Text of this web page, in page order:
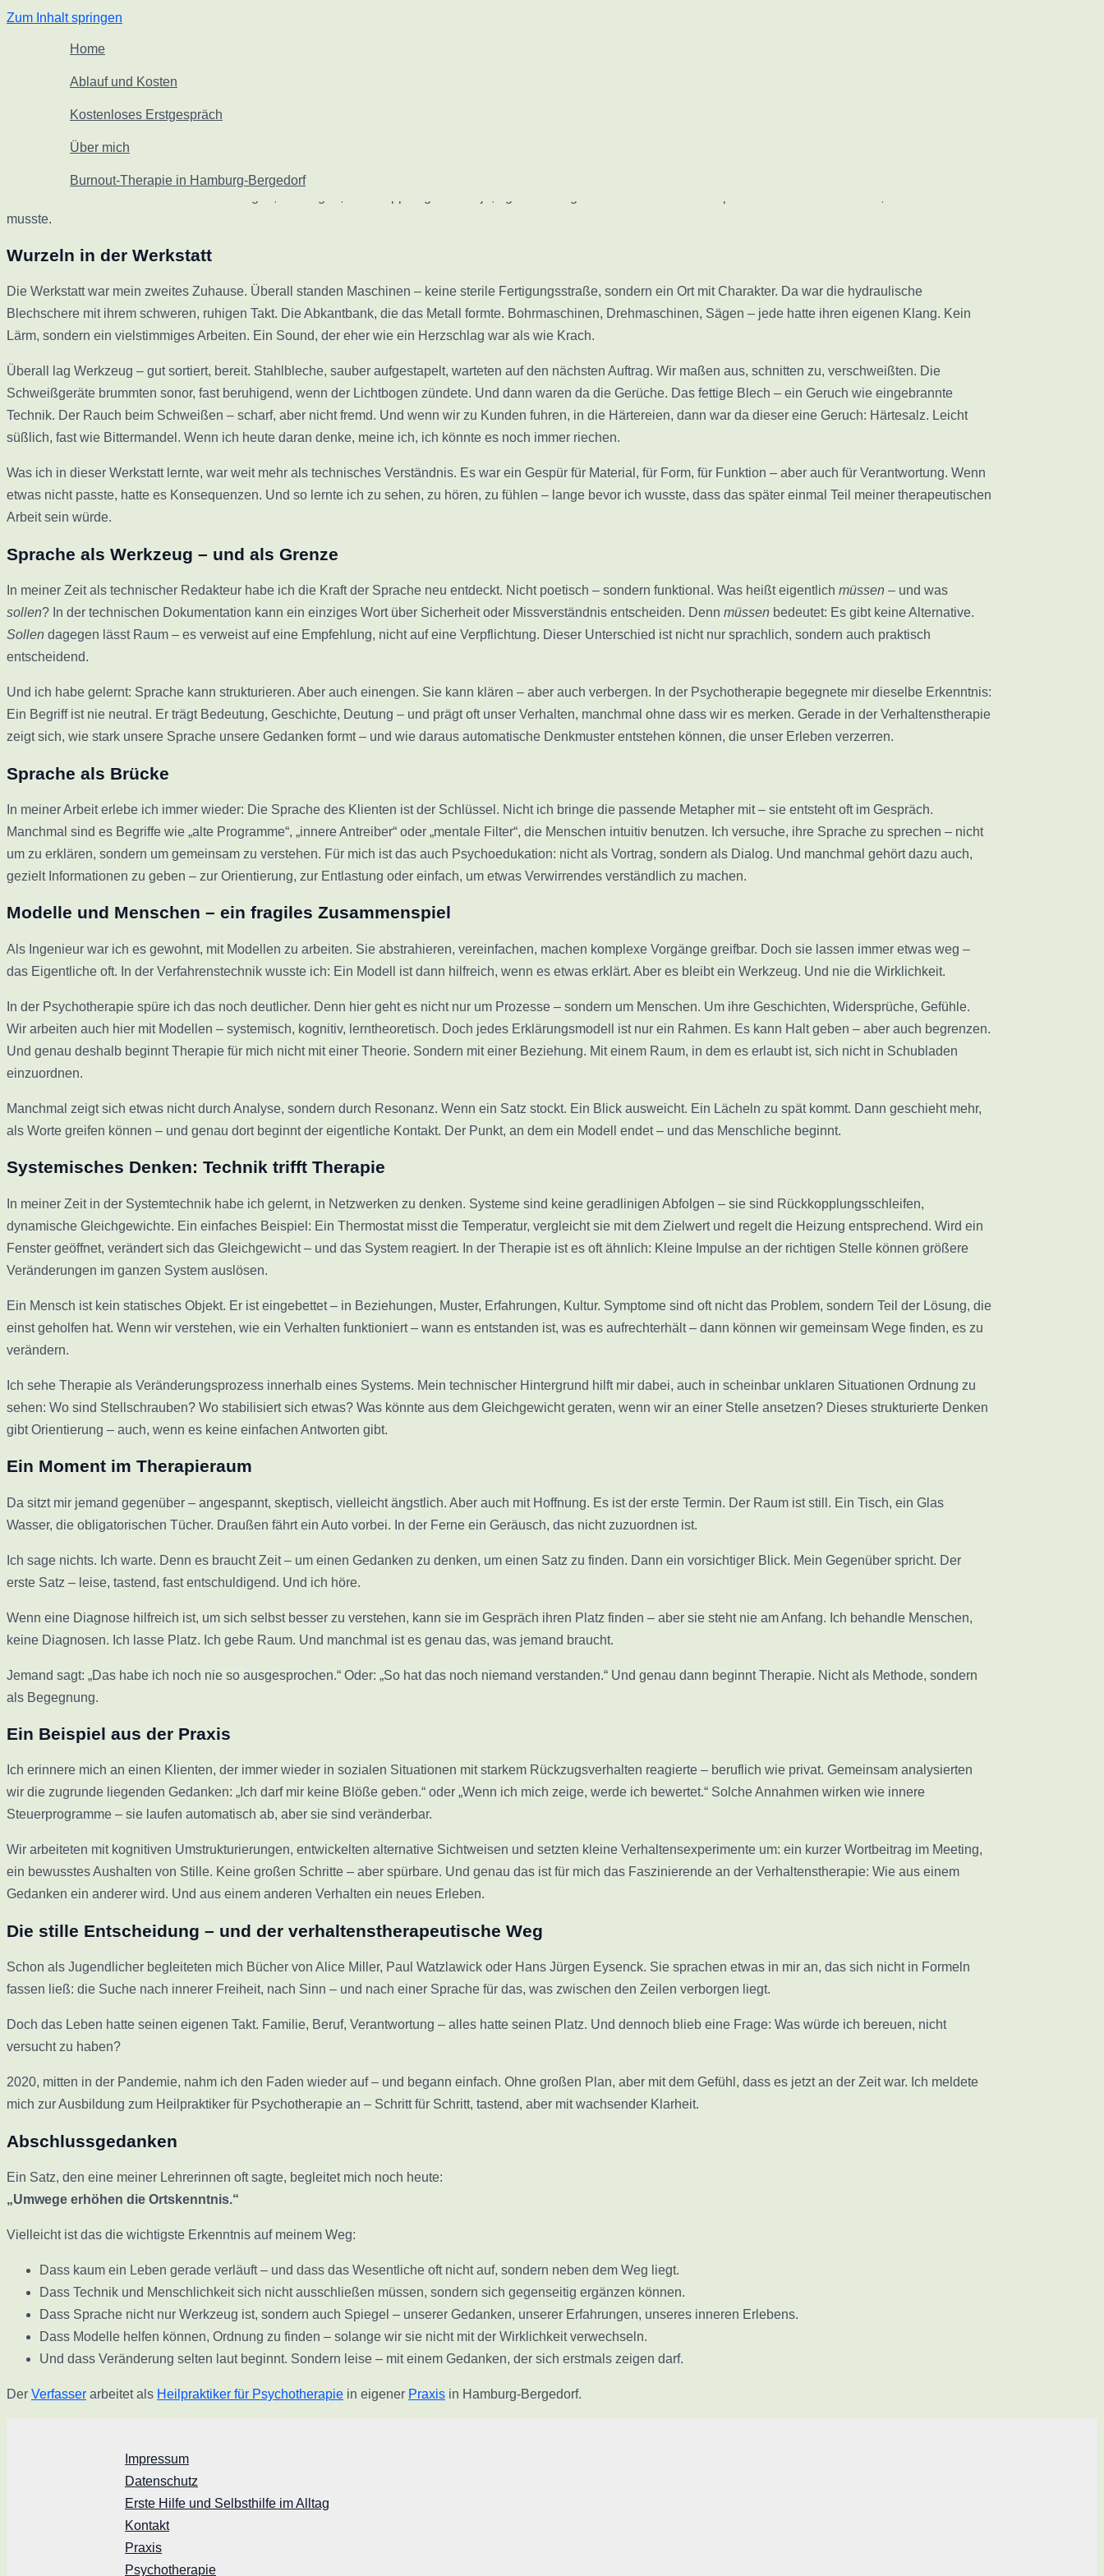
Zum Inhalt springen
Home
Ablauf und Kosten
Kostenloses Erstgespräch
Über mich
Burnout-Therapie in Hamburg-Bergedorf
Ingenieur in der Psychotherapie – eine persönliche Annäherung
dieser Blick in den Rückspiegel, der mich heute dazu bringt, diesen Text zu schreiben. Eine Frage, die mir immer wieder begegnet, lautet: Wie wird man vom
Verfahrenstechniker zum Heilpraktiker für Psychotherapie?
Das klingt simpel. Fast wie eine Berufsberatung. Aber unter der Oberfläche steckt mehr: Prägungen, Richtungswechsel, langsames Reifen. Keine lineare Karriere –
musste.
Wurzeln in der Werkstatt
Die Werkstatt war mein zweites Zuhause. Überall standen Maschinen – keine sterile Fertigungsstraße, sondern ein Ort mit Charakter. Da war die hydraulische
Blechschere mit ihrem schweren, ruhigen Takt. Die Abkantbank, die das Metall formte. Bohrmaschinen, Drehmaschinen, Sägen – jede hatte ihren eigenen Klang. Kein
Lärm, sondern ein vielstimmiges Arbeiten. Ein Sound, der eher wie ein Herzschlag war als wie Krach.
Überall lag Werkzeug – gut sortiert, bereit. Stahlbleche, sauber aufgestapelt, warteten auf den nächsten Auftrag. Wir maßen aus, schnitten zu, verschweißten. Die
Schweißgeräte brummten sonor, fast beruhigend, wenn der Lichtbogen zündete. Und dann waren da die Gerüche. Das fettige Blech – ein Geruch wie eingebrannte
Technik. Der Rauch beim Schweißen – scharf, aber nicht fremd. Und wenn wir zu Kunden fuhren, in die Härtereien, dann war da dieser eine Geruch: Härtesalz. Leicht
süßlich, fast wie Bittermandel. Wenn ich heute daran denke, meine ich, ich könnte es noch immer riechen.
Was ich in dieser Werkstatt lernte, war weit mehr als technisches Verständnis. Es war ein Gespür für Material, für Form, für Funktion – aber auch für Verantwortung. Wenn
etwas nicht passte, hatte es Konsequenzen. Und so lernte ich zu sehen, zu hören, zu fühlen – lange bevor ich wusste, dass das später einmal Teil meiner therapeutischen
Arbeit sein würde.
Sprache als Werkzeug – und als Grenze
In meiner Zeit als technischer Redakteur habe ich die Kraft der Sprache neu entdeckt. Nicht poetisch – sondern funktional. Was heißt eigentlich müssen – und was
sollen? In der technischen Dokumentation kann ein einziges Wort über Sicherheit oder Missverständnis entscheiden. Denn müssen bedeutet: Es gibt keine Alternative.
Sollen dagegen lässt Raum – es verweist auf eine Empfehlung, nicht auf eine Verpflichtung. Dieser Unterschied ist nicht nur sprachlich, sondern auch praktisch
entscheidend.
Und ich habe gelernt: Sprache kann strukturieren. Aber auch einengen. Sie kann klären – aber auch verbergen. In der Psychotherapie begegnete mir dieselbe Erkenntnis:
Ein Begriff ist nie neutral. Er trägt Bedeutung, Geschichte, Deutung – und prägt oft unser Verhalten, manchmal ohne dass wir es merken. Gerade in der Verhaltenstherapie
zeigt sich, wie stark unsere Sprache unsere Gedanken formt – und wie daraus automatische Denkmuster entstehen können, die unser Erleben verzerren.
Sprache als Brücke
In meiner Arbeit erlebe ich immer wieder: Die Sprache des Klienten ist der Schlüssel. Nicht ich bringe die passende Metapher mit – sie entsteht oft im Gespräch.
Manchmal sind es Begriffe wie „alte Programme“, „innere Antreiber“ oder „mentale Filter“, die Menschen intuitiv benutzen. Ich versuche, ihre Sprache zu sprechen – nicht
um zu erklären, sondern um gemeinsam zu verstehen. Für mich ist das auch Psychoedukation: nicht als Vortrag, sondern als Dialog. Und manchmal gehört dazu auch,
gezielt Informationen zu geben – zur Orientierung, zur Entlastung oder einfach, um etwas Verwirrendes verständlich zu machen.
Modelle und Menschen – ein fragiles Zusammenspiel
Als Ingenieur war ich es gewohnt, mit Modellen zu arbeiten. Sie abstrahieren, vereinfachen, machen komplexe Vorgänge greifbar. Doch sie lassen immer etwas weg –
das Eigentliche oft. In der Verfahrenstechnik wusste ich: Ein Modell ist dann hilfreich, wenn es etwas erklärt. Aber es bleibt ein Werkzeug. Und nie die Wirklichkeit.
In der Psychotherapie spüre ich das noch deutlicher. Denn hier geht es nicht nur um Prozesse – sondern um Menschen. Um ihre Geschichten, Widersprüche, Gefühle.
Wir arbeiten auch hier mit Modellen – systemisch, kognitiv, lerntheoretisch. Doch jedes Erklärungsmodell ist nur ein Rahmen. Es kann Halt geben – aber auch begrenzen.
Und genau deshalb beginnt Therapie für mich nicht mit einer Theorie. Sondern mit einer Beziehung. Mit einem Raum, in dem es erlaubt ist, sich nicht in Schubladen
einzuordnen.
Manchmal zeigt sich etwas nicht durch Analyse, sondern durch Resonanz. Wenn ein Satz stockt. Ein Blick ausweicht. Ein Lächeln zu spät kommt. Dann geschieht mehr,
als Worte greifen können – und genau dort beginnt der eigentliche Kontakt. Der Punkt, an dem ein Modell endet – und das Menschliche beginnt.
Systemisches Denken: Technik trifft Therapie
In meiner Zeit in der Systemtechnik habe ich gelernt, in Netzwerken zu denken. Systeme sind keine geradlinigen Abfolgen – sie sind Rückkopplungsschleifen,
dynamische Gleichgewichte. Ein einfaches Beispiel: Ein Thermostat misst die Temperatur, vergleicht sie mit dem Zielwert und regelt die Heizung entsprechend. Wird ein
Fenster geöffnet, verändert sich das Gleichgewicht – und das System reagiert. In der Therapie ist es oft ähnlich: Kleine Impulse an der richtigen Stelle können größere
Veränderungen im ganzen System auslösen.
Ein Mensch ist kein statisches Objekt. Er ist eingebettet – in Beziehungen, Muster, Erfahrungen, Kultur. Symptome sind oft nicht das Problem, sondern Teil der Lösung, die
einst geholfen hat. Wenn wir verstehen, wie ein Verhalten funktioniert – wann es entstanden ist, was es aufrechterhält – dann können wir gemeinsam Wege finden, es zu
verändern.
Ich sehe Therapie als Veränderungsprozess innerhalb eines Systems. Mein technischer Hintergrund hilft mir dabei, auch in scheinbar unklaren Situationen Ordnung zu
sehen: Wo sind Stellschrauben? Wo stabilisiert sich etwas? Was könnte aus dem Gleichgewicht geraten, wenn wir an einer Stelle ansetzen? Dieses strukturierte Denken
gibt Orientierung – auch, wenn es keine einfachen Antworten gibt.
Ein Moment im Therapieraum
Da sitzt mir jemand gegenüber – angespannt, skeptisch, vielleicht ängstlich. Aber auch mit Hoffnung. Es ist der erste Termin. Der Raum ist still. Ein Tisch, ein Glas
Wasser, die obligatorischen Tücher. Draußen fährt ein Auto vorbei. In der Ferne ein Geräusch, das nicht zuzuordnen ist.
Ich sage nichts. Ich warte. Denn es braucht Zeit – um einen Gedanken zu denken, um einen Satz zu finden. Dann ein vorsichtiger Blick. Mein Gegenüber spricht. Der
erste Satz – leise, tastend, fast entschuldigend. Und ich höre.
Wenn eine Diagnose hilfreich ist, um sich selbst besser zu verstehen, kann sie im Gespräch ihren Platz finden – aber sie steht nie am Anfang. Ich behandle Menschen,
keine Diagnosen. Ich lasse Platz. Ich gebe Raum. Und manchmal ist es genau das, was jemand braucht.
Jemand sagt: „Das habe ich noch nie so ausgesprochen.“ Oder: „So hat das noch niemand verstanden.“ Und genau dann beginnt Therapie. Nicht als Methode, sondern
als Begegnung.
Ein Beispiel aus der Praxis
Ich erinnere mich an einen Klienten, der immer wieder in sozialen Situationen mit starkem Rückzugsverhalten reagierte – beruflich wie privat. Gemeinsam analysierten
wir die zugrunde liegenden Gedanken: „Ich darf mir keine Blöße geben.“ oder „Wenn ich mich zeige, werde ich bewertet.“ Solche Annahmen wirken wie innere
Steuerprogramme – sie laufen automatisch ab, aber sie sind veränderbar.
Wir arbeiteten mit kognitiven Umstrukturierungen, entwickelten alternative Sichtweisen und setzten kleine Verhaltensexperimente um: ein kurzer Wortbeitrag im Meeting,
ein bewusstes Aushalten von Stille. Keine großen Schritte – aber spürbare. Und genau das ist für mich das Faszinierende an der Verhaltenstherapie: Wie aus einem
Gedanken ein anderer wird. Und aus einem anderen Verhalten ein neues Erleben.
Die stille Entscheidung – und der verhaltenstherapeutische Weg
Schon als Jugendlicher begleiteten mich Bücher von Alice Miller, Paul Watzlawick oder Hans Jürgen Eysenck. Sie sprachen etwas in mir an, das sich nicht in Formeln
fassen ließ: die Suche nach innerer Freiheit, nach Sinn – und nach einer Sprache für das, was zwischen den Zeilen verborgen liegt.
Doch das Leben hatte seinen eigenen Takt. Familie, Beruf, Verantwortung – alles hatte seinen Platz. Und dennoch blieb eine Frage: Was würde ich bereuen, nicht
versucht zu haben?
2020, mitten in der Pandemie, nahm ich den Faden wieder auf – und begann einfach. Ohne großen Plan, aber mit dem Gefühl, dass es jetzt an der Zeit war. Ich meldete
mich zur Ausbildung zum Heilpraktiker für Psychotherapie an – Schritt für Schritt, tastend, aber mit wachsender Klarheit.
Abschlussgedanken
Ein Satz, den eine meiner Lehrerinnen oft sagte, begleitet mich noch heute:
„Umwege erhöhen die Ortskenntnis.“
Vielleicht ist das die wichtigste Erkenntnis auf meinem Weg:
Dass kaum ein Leben gerade verläuft – und dass das Wesentliche oft nicht auf, sondern neben dem Weg liegt.
Dass Technik und Menschlichkeit sich nicht ausschließen müssen, sondern sich gegenseitig ergänzen können.
Dass Sprache nicht nur Werkzeug ist, sondern auch Spiegel – unserer Gedanken, unserer Erfahrungen, unseres inneren Erlebens.
Dass Modelle helfen können, Ordnung zu finden – solange wir sie nicht mit der Wirklichkeit verwechseln.
Und dass Veränderung selten laut beginnt. Sondern leise – mit einem Gedanken, der sich erstmals zeigen darf.
Der Verfasser arbeitet als Heilpraktiker für Psychotherapie in eigener Praxis in Hamburg-Bergedorf.
Impressum
Datenschutz
Erste Hilfe und Selbsthilfe im Alltag
Kontakt
Praxis
Psychotherapie